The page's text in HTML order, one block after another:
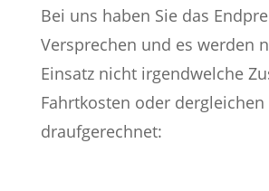
Bei uns haben Sie das
Versprechen und es werden
Einsatz nicht irgendwelche
Fahrtkosten oder dergleichen
draufgerechnet: